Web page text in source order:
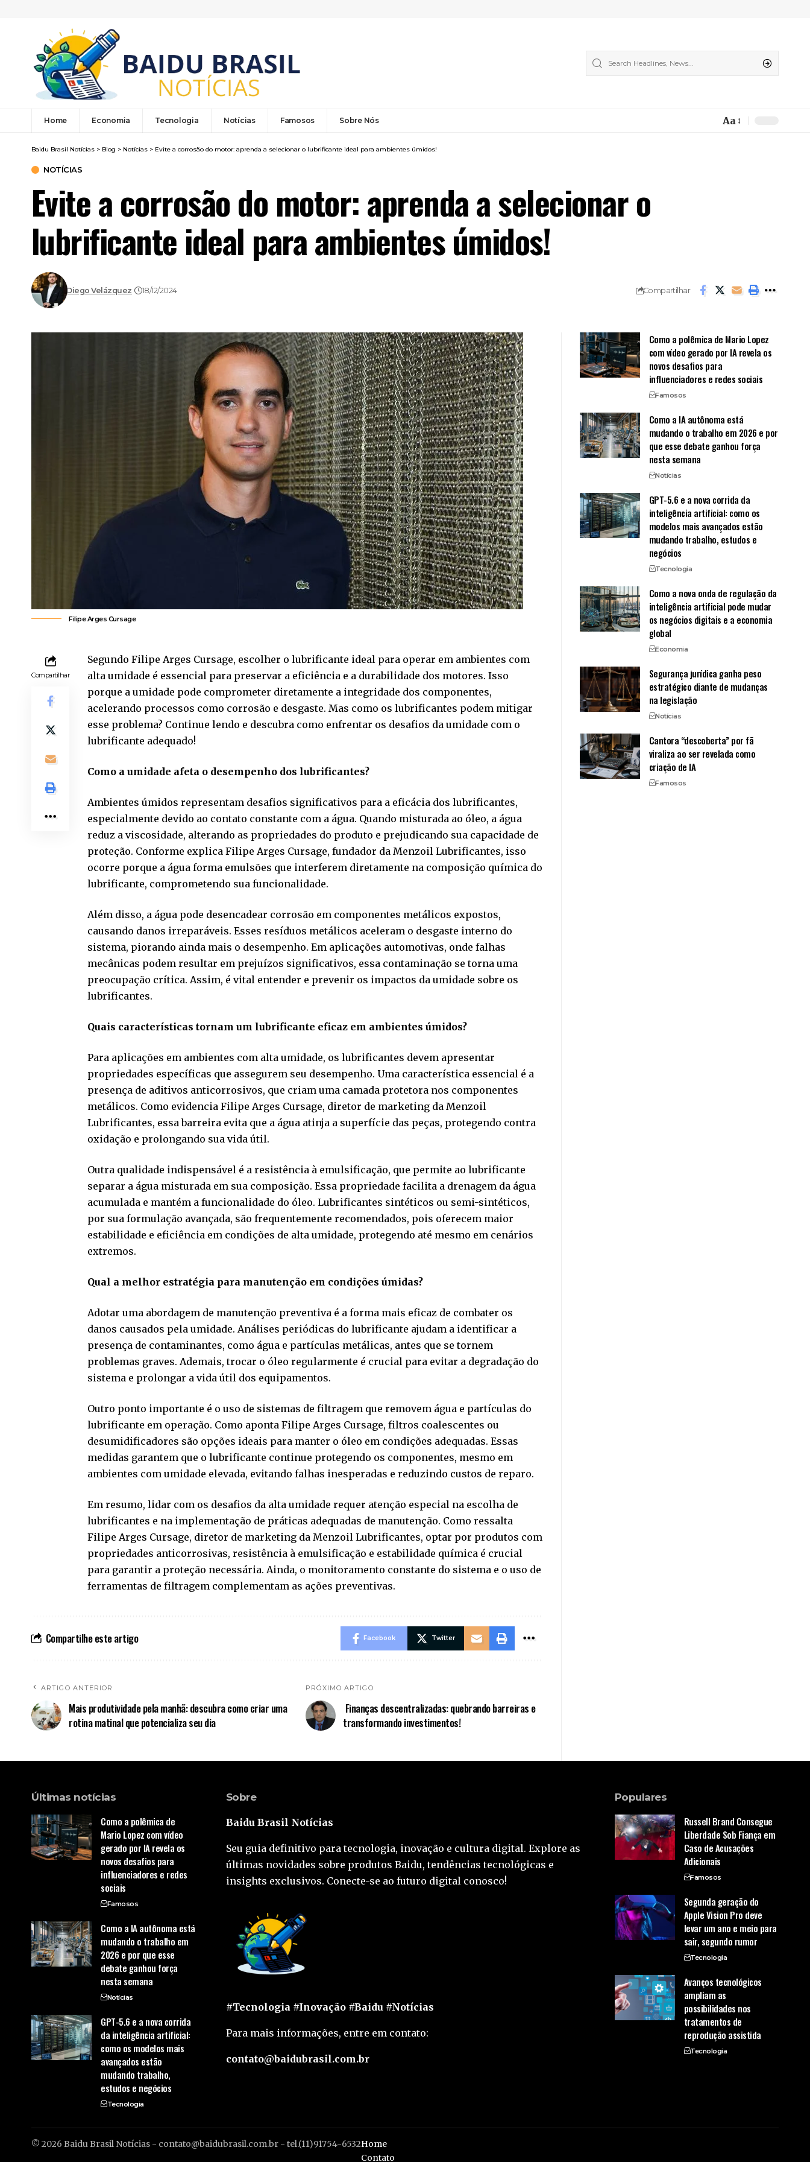
Home Economia Tecnologia Notícias Famosos Sobre Nós
Font
Aa
Baidu Brasil Notícias > Blog > Notícias > Evite a corrosão do motor: aprenda a selecionar o lubrificante ideal para ambientes úmidos!
NOTÍCIAS
Evite a corrosão do motor: aprenda a selecionar o
lubrificante ideal para ambientes úmidos!
Diego Velázquez 18/12/2024 Compartilhar
Filipe Arges Cursage
Compartilhar
Segundo Filipe Arges Cursage, escolher o lubrificante ideal para operar em ambientes com
alta umidade é essencial para preservar a eficiência e a durabilidade dos motores. Isso
porque a umidade pode comprometer diretamente a integridade dos componentes,
acelerando processos como corrosão e desgaste. Mas como os lubrificantes podem mitigar
esse problema? Continue lendo e descubra como enfrentar os desafios da umidade com o
lubrificante adequado!
Como a umidade afeta o desempenho dos lubrificantes?
Ambientes úmidos representam desafios significativos para a eficácia dos lubrificantes,
especialmente devido ao contato constante com a água. Quando misturada ao óleo, a água
reduz a viscosidade, alterando as propriedades do produto e prejudicando sua capacidade de
proteção. Conforme explica Filipe Arges Cursage, fundador da Menzoil Lubrificantes, isso
ocorre porque a água forma emulsões que interferem diretamente na composição química do
lubrificante, comprometendo sua funcionalidade.
Além disso, a água pode desencadear corrosão em componentes metálicos expostos,
causando danos irreparáveis. Esses resíduos metálicos aceleram o desgaste interno do
sistema, piorando ainda mais o desempenho. Em aplicações automotivas, onde falhas
mecânicas podem resultar em prejuízos significativos, essa contaminação se torna uma
preocupação crítica. Assim, é vital entender e prevenir os impactos da umidade sobre os
lubrificantes.
Quais características tornam um lubrificante eficaz em ambientes úmidos?
Para aplicações em ambientes com alta umidade, os lubrificantes devem apresentar
propriedades específicas que assegurem seu desempenho. Uma característica essencial é a
presença de aditivos anticorrosivos, que criam uma camada protetora nos componentes
metálicos. Como evidencia Filipe Arges Cursage, diretor de marketing da Menzoil
Lubrificantes, essa barreira evita que a água atinja a superfície das peças, protegendo contra
oxidação e prolongando sua vida útil.
Outra qualidade indispensável é a resistência à emulsificação, que permite ao lubrificante
separar a água misturada em sua composição. Essa propriedade facilita a drenagem da água
acumulada e mantém a funcionalidade do óleo. Lubrificantes sintéticos ou semi-sintéticos,
por sua formulação avançada, são frequentemente recomendados, pois oferecem maior
estabilidade e eficiência em condições de alta umidade, protegendo até mesmo em cenários
extremos.
Qual a melhor estratégia para manutenção em condições úmidas?
Adotar uma abordagem de manutenção preventiva é a forma mais eficaz de combater os
danos causados pela umidade. Análises periódicas do lubrificante ajudam a identificar a
presença de contaminantes, como água e partículas metálicas, antes que se tornem
problemas graves. Ademais, trocar o óleo regularmente é crucial para evitar a degradação do
sistema e prolongar a vida útil dos equipamentos.
Outro ponto importante é o uso de sistemas de filtragem que removem água e partículas do
lubrificante em operação. Como aponta Filipe Arges Cursage, filtros coalescentes ou
desumidificadores são opções ideais para manter o óleo em condições adequadas. Essas
medidas garantem que o lubrificante continue protegendo os componentes, mesmo em
ambientes com umidade elevada, evitando falhas inesperadas e reduzindo custos de reparo.
Em resumo, lidar com os desafios da alta umidade requer atenção especial na escolha de
lubrificantes e na implementação de práticas adequadas de manutenção. Como ressalta
Filipe Arges Cursage, diretor de marketing da Menzoil Lubrificantes, optar por produtos com
propriedades anticorrosivas, resistência à emulsificação e estabilidade química é crucial
para garantir a proteção necessária. Ainda, o monitoramento constante do sistema e o uso de
ferramentas de filtragem complementam as ações preventivas.
Compartilhe este artigo Facebook Twitter
ARTIGO ANTERIOR
Mais produtividade pela manhã: descubra como criar uma
rotina matinal que potencializa seu dia
PRÓXIMO ARTIGO
Finanças descentralizadas: quebrando barreiras e
transformando investimentos!
Como a polêmica de Mario Lopez
com vídeo gerado por IA revela os
novos desafios para
influenciadores e redes sociais
Famosos
Como a IA autônoma está
mudando o trabalho em 2026 e por
que esse debate ganhou força
nesta semana
Notícias
GPT-5.6 e a nova corrida da
inteligência artificial: como os
modelos mais avançados estão
mudando trabalho, estudos e
negócios
Tecnologia
Como a nova onda de regulação da
inteligência artificial pode mudar
os negócios digitais e a economia
global
Economia
Segurança jurídica ganha peso
estratégico diante de mudanças
na legislação
Notícias
Cantora “descoberta” por fã
viraliza ao ser revelada como
criação de IA
Famosos
Últimas notícias
Como a polêmica de
Mario Lopez com vídeo
gerado por IA revela os
novos desafios para
influenciadores e redes
sociais
Famosos
Como a IA autônoma está
mudando o trabalho em
2026 e por que esse
debate ganhou força
nesta semana
Notícias
GPT-5.6 e a nova corrida
da inteligência artificial:
como os modelos mais
avançados estão
mudando trabalho,
estudos e negócios
Tecnologia
Sobre
Baidu Brasil Notícias
Seu guia definitivo para tecnologia, inovação e cultura digital. Explore as
últimas novidades sobre produtos Baidu, tendências tecnológicas e
insights exclusivos. Conecte-se ao futuro digital conosco!
#Tecnologia #Inovação #Baidu #Notícias
Para mais informações, entre em contato:
contato@baidubrasil.com.br
Populares
Russell Brand Consegue
Liberdade Sob Fiança em
Caso de Acusações
Adicionais
Famosos
Segunda geração do
Apple Vision Pro deve
levar um ano e meio para
sair, segundo rumor
Tecnologia
Avanços tecnológicos
ampliam as
possibilidades nos
tratamentos de
reprodução assistida
Tecnologia
© 2026 Baidu Brasil Notícias - contato@baidubrasil.com.br - tel.(11)91754-6532Home
Contato